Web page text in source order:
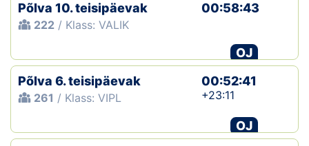
Põlva 10. teisipäevak
222 / Klass: VALIK
00:58:43
OJ
Põlva 6. teisipäevak
261 / Klass: VIPL
00:52:41
+23:11
OJ